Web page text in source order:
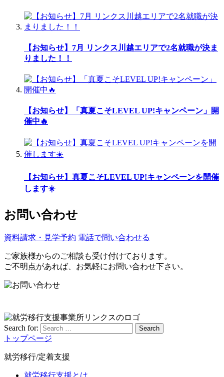
【お知らせ】7月 リンクス川越エリアで2名就職が決ま
りました！！
【お知らせ】「真夏こそLEVEL UP!キャンペーン」開
催中🔥
【お知らせ】真夏こそLEVEL UP!キャンペーンを開催
します☀️
お問い合わせ
資料請求・見学予約 電話で問い合わせる
ご家族様からのご相談も受け付けております。
ご不明点があれば、お気軽にお問い合わせ下さい。
Search for: Search
トップページ
就労移行/定着支援
就労移行支援とは